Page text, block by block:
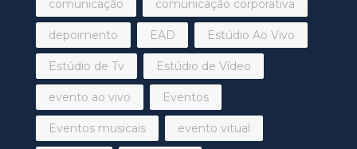
comunicação comunicação corporativa
depoimento EAD Estúdio Ao Vivo
Estúdio de Tv Estúdio de Vídeo
evento ao vivo Eventos
Eventos musicais evento vitual